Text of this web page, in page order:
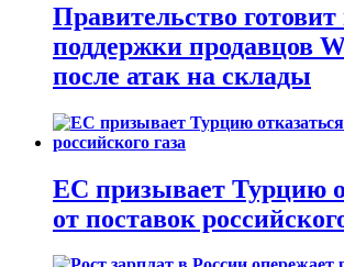
Правительство
поддержки продавцов
после атак на склады
ЕС призывает Турцию
от поставок